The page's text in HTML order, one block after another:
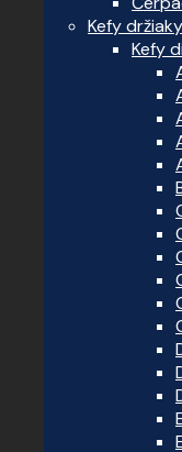
Kefy
Kefy